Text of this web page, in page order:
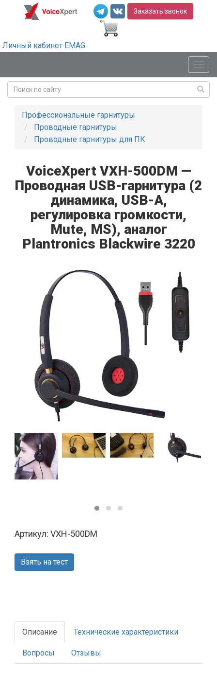
Заказать звонок
Личный кабинет EMAG
Профессиональные гарнитуры
Проводные гарнитуры
Проводные гарнитуры для ПК
VoiceXpert VXH-500DM —
Проводная USB-гарнитура (2
динамика, USB-A,
регулировка громкости,
Mute, MS), аналог
Plantronics Blackwire 3220
Артикул: VXH-500DM
Взять на тест
Описание Технические характеристики
Вопросы Отзывы